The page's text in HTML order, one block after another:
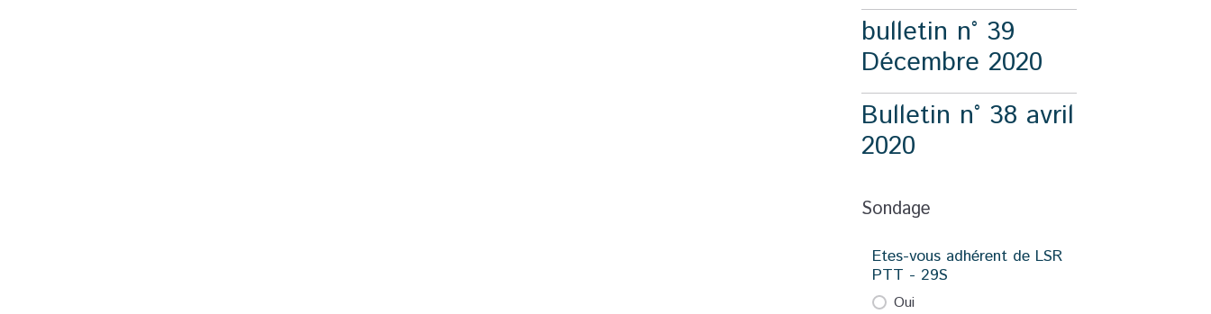
bulletin n° 39
Décembre 2020
Bulletin n° 38 avril
2020
Sondage
Etes-vous adhérent de LSR
PTT - 29S
Oui